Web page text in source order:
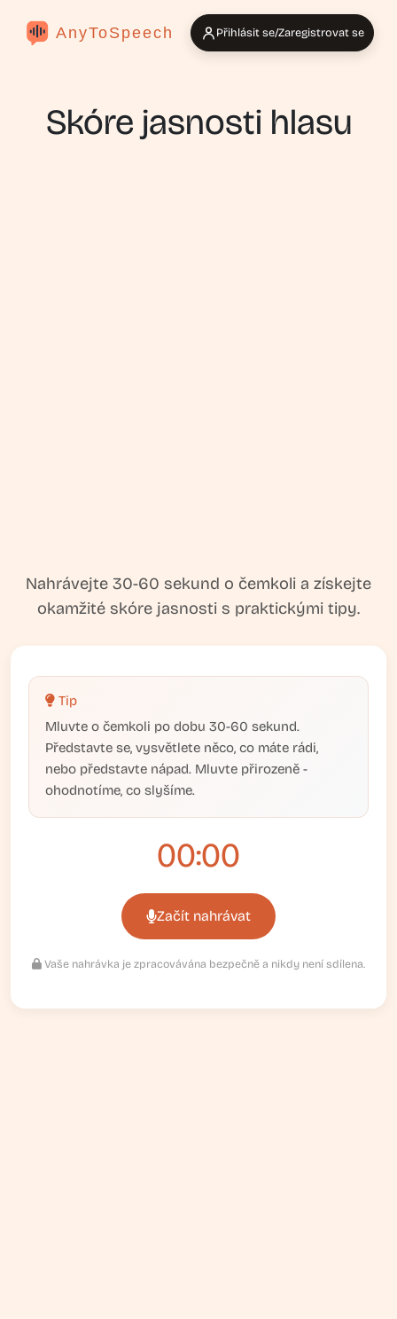
AnyToSpeech Přihlásit se/Zaregistrovat se
Skóre jasnosti hlasu
Nahrávejte 30-60 sekund o čemkoli a získejte
okamžité skóre jasnosti s praktickými tipy.
Tip
Mluvte o čemkoli po dobu 30-60 sekund.
Představte se, vysvětlete něco, co máte rádi,
nebo představte nápad. Mluvte přirozeně -
ohodnotíme, co slyšíme.
00:00
Začít nahrávat
Vaše nahrávka je zpracovávána bezpečně a nikdy není sdílena.